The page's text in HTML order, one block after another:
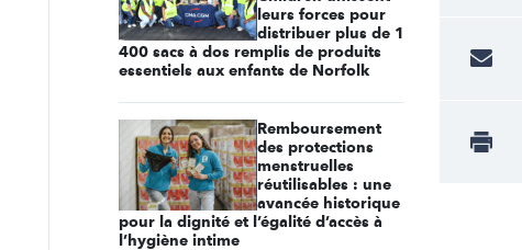
leurs forces pour
distribuer plus de 1
400 sacs à dos remplis de produits
essentiels aux enfants de Norfolk
Remboursement
des protections
menstruelles
réutilisables : une
avancée historique
pour la dignité et l’égalité d’accès à
l’hygiène intime